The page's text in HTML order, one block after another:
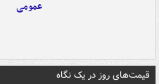
عمومی
قیمت‌های روز در یک نگاه